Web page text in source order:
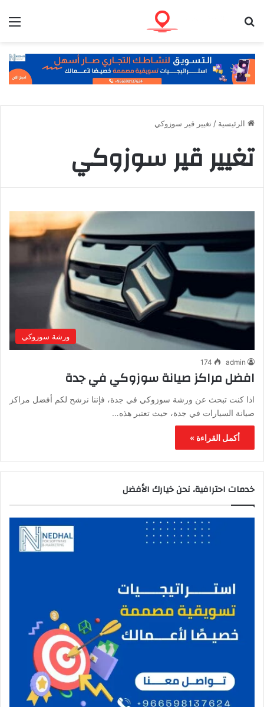
الرئيسية / تغيير قير سوزوكي
تغيير قير سوزوكي
ورشة سوزوكي
admin
174
افضل مراكز صيانة سوزوكي في جدة
اذا كنت تبحث عن ورشة سوزوكي في جدة، فإننا نرشح لكم أفضل مراكز
صيانة السيارات في جدة، حيث تعتبر هذه…
أكمل القراءة »
خدمات احترافية، نحن خيارك الأفضل